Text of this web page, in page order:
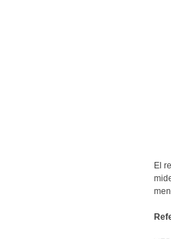
El